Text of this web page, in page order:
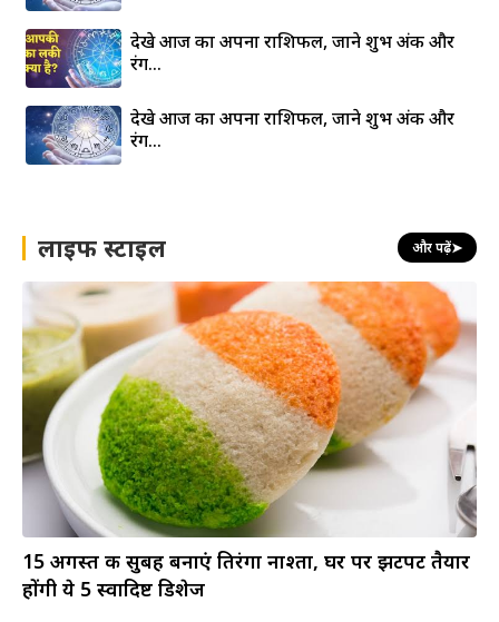
देखे आज का अपना राशिफल, जाने शुभ अंक और
रंग…
देखे आज का अपना राशिफल, जाने शुभ अंक और
रंग…
लाइफ स्टाइल और पढ़ें➤
15 अगस्त की सुबह बनाएं तिरंगा नाश्ता, घर पर झटपट तैयार
होंगी ये 5 स्वादिष्ट डिशेज